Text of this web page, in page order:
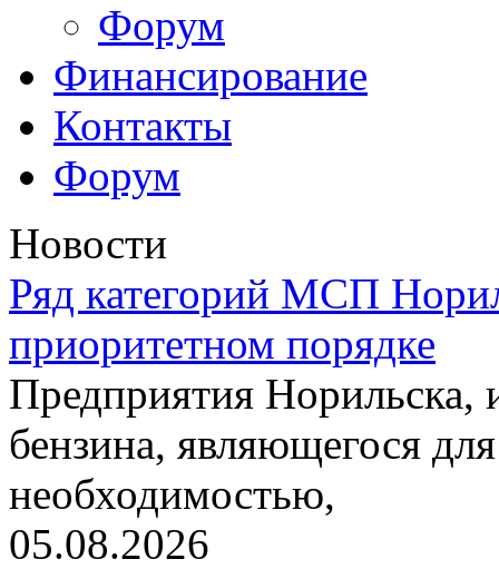
Форум
Финансирование
Контакты
Форум
Новости
Ряд категорий МСП
приоритетном порядке
Предприятия
бензина, являющегося
необходимостью,
05.08.2026